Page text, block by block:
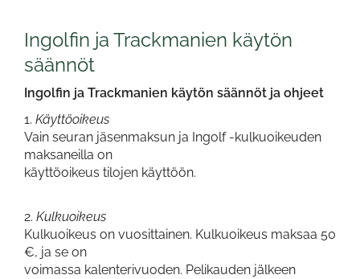
Ingolfin ja Trackmanien käytön
säännöt
Ingolfin ja Trackmanien käytön säännöt ja ohjeet
1. Käyttöoikeus
Vain seuran jäsenmaksun ja Ingolf -kulkuoikeuden
maksaneilla on
käyttöoikeus tilojen käyttöön.
2. Kulkuoikeus
Kulkuoikeus on vuosittainen. Kulkuoikeus maksaa 50
€, ja se on
voimassa kalenterivuoden. Pelikauden jälkeen